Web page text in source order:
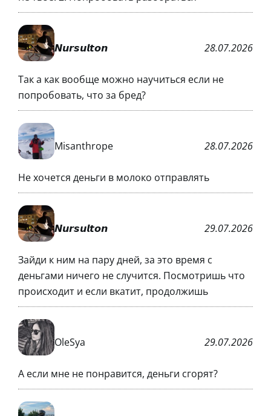
𝙉𝙪𝙧𝙨𝙪𝙡𝙩𝙤𝙣 28.07.2026
Так а как вообще можно научиться если не
попробовать, что за бред?
Misanthrope 28.07.2026
Не хочется деньги в молоко отправлять
𝙉𝙪𝙧𝙨𝙪𝙡𝙩𝙤𝙣 29.07.2026
Зайди к ним на пару дней, за это время с
деньгами ничего не случится. Посмотришь что
происходит и если вкатит, продолжишь
OleSya 29.07.2026
А если мне не понравится, деньги сгорят?